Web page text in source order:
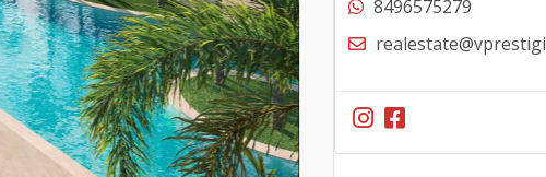
8496575279